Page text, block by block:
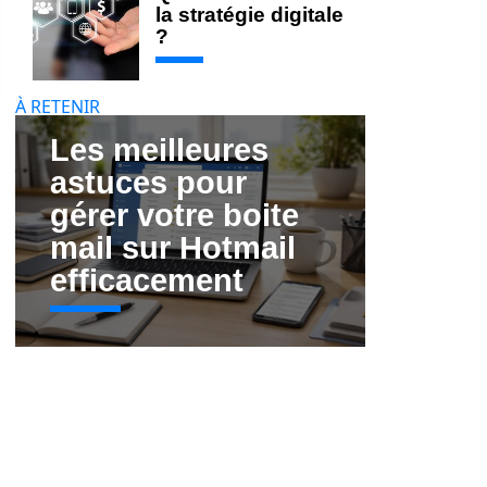
la stratégie digitale
?
À RETENIR
Les meilleures
astuces pour
gérer votre boite
mail sur Hotmail
efficacement